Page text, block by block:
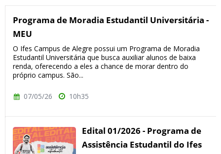
Programa de Moradia Estudantil Universitária -
MEU
O Ifes Campus de Alegre possui um Programa de Moradia
Estudantil Universitária que busca auxiliar alunos de baixa
renda, oferecendo a eles a chance de morar dentro do
próprio campus. São...
07/05/26 10h35
Edital 01/2026 - Programa de
Assistência Estudantil do Ifes